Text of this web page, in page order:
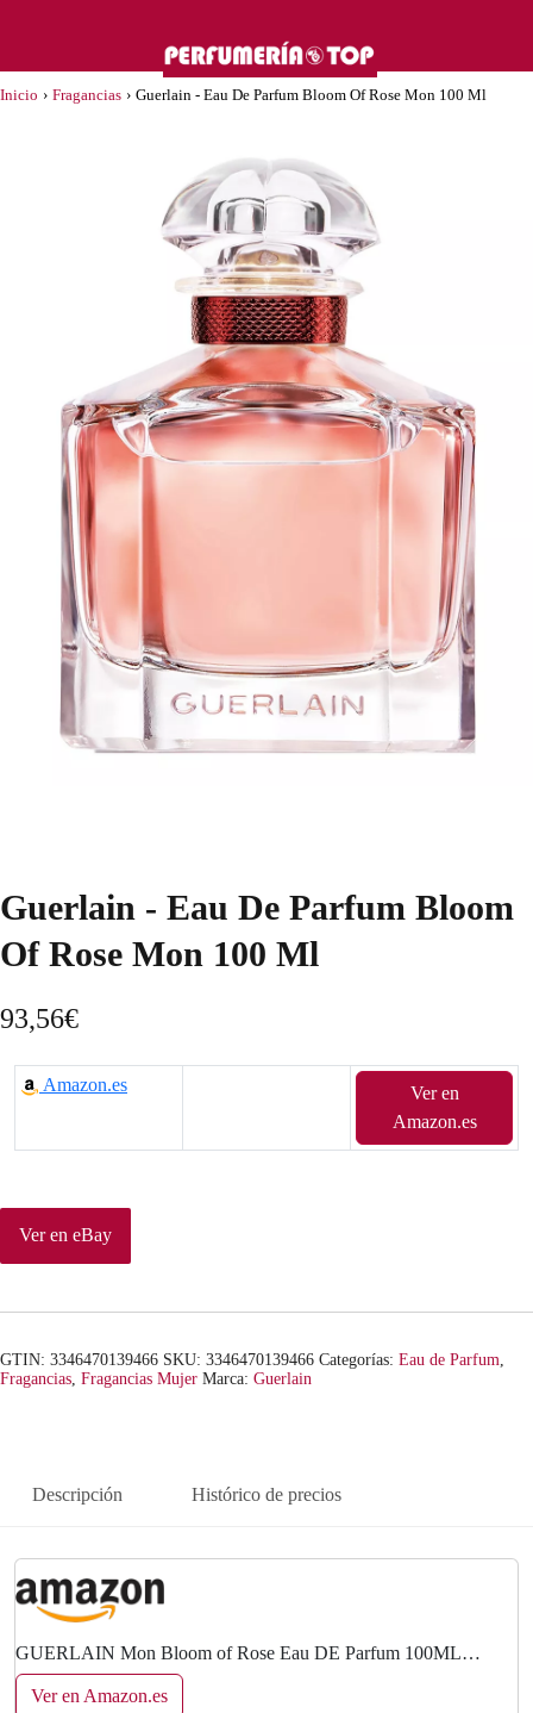
Inicio › Fragancias › Guerlain - Eau De Parfum Bloom Of Rose Mon 100 Ml
Guerlain - Eau De Parfum Bloom
Of Rose Mon 100 Ml
93,56€
Amazon.es
Ver en
Amazon.es
Ver en eBay
GTIN: 3346470139466 SKU: 3346470139466 Categorías: Eau de Parfum
Fragancias Fragancias Mujer Marca: Guerlain
Descripción Histórico de precios
GUERLAIN Mon Bloom of Rose Eau DE Parfum 100ML
Unisex Adulto, Negro, Estándar
Ver en Amazon.es